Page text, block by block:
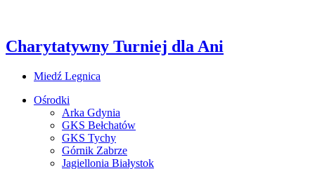
Charytatywny Turniej dla Ani
Miedź Legnica
Ośrodki
Arka Gdynia
GKS Bełchatów
GKS Tychy
Górnik Zabrze
Jagiellonia Białystok